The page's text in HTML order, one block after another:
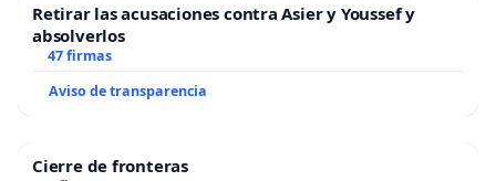
Retirar las acusaciones contra Asier y Youssef y
absolverlos
47 firmas
Aviso de transparencia
Cierre de fronteras